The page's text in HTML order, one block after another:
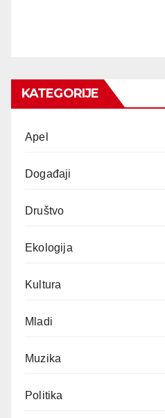
KATEGORIJE
Apel
Događaji
Društvo
Ekologija
Kultura
Mladi
Muzika
Politika